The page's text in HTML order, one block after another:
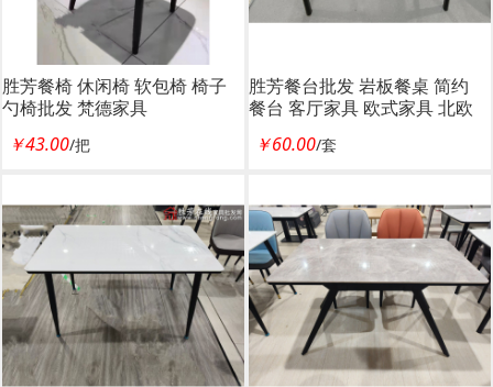
胜芳餐椅 休闲椅 软包椅 椅子
勺椅批发 梵德家具
￥43.00/把
胜芳餐台批发 岩板餐桌 简约
餐台 客厅家具 欧式家具 北欧
￥60.00/套